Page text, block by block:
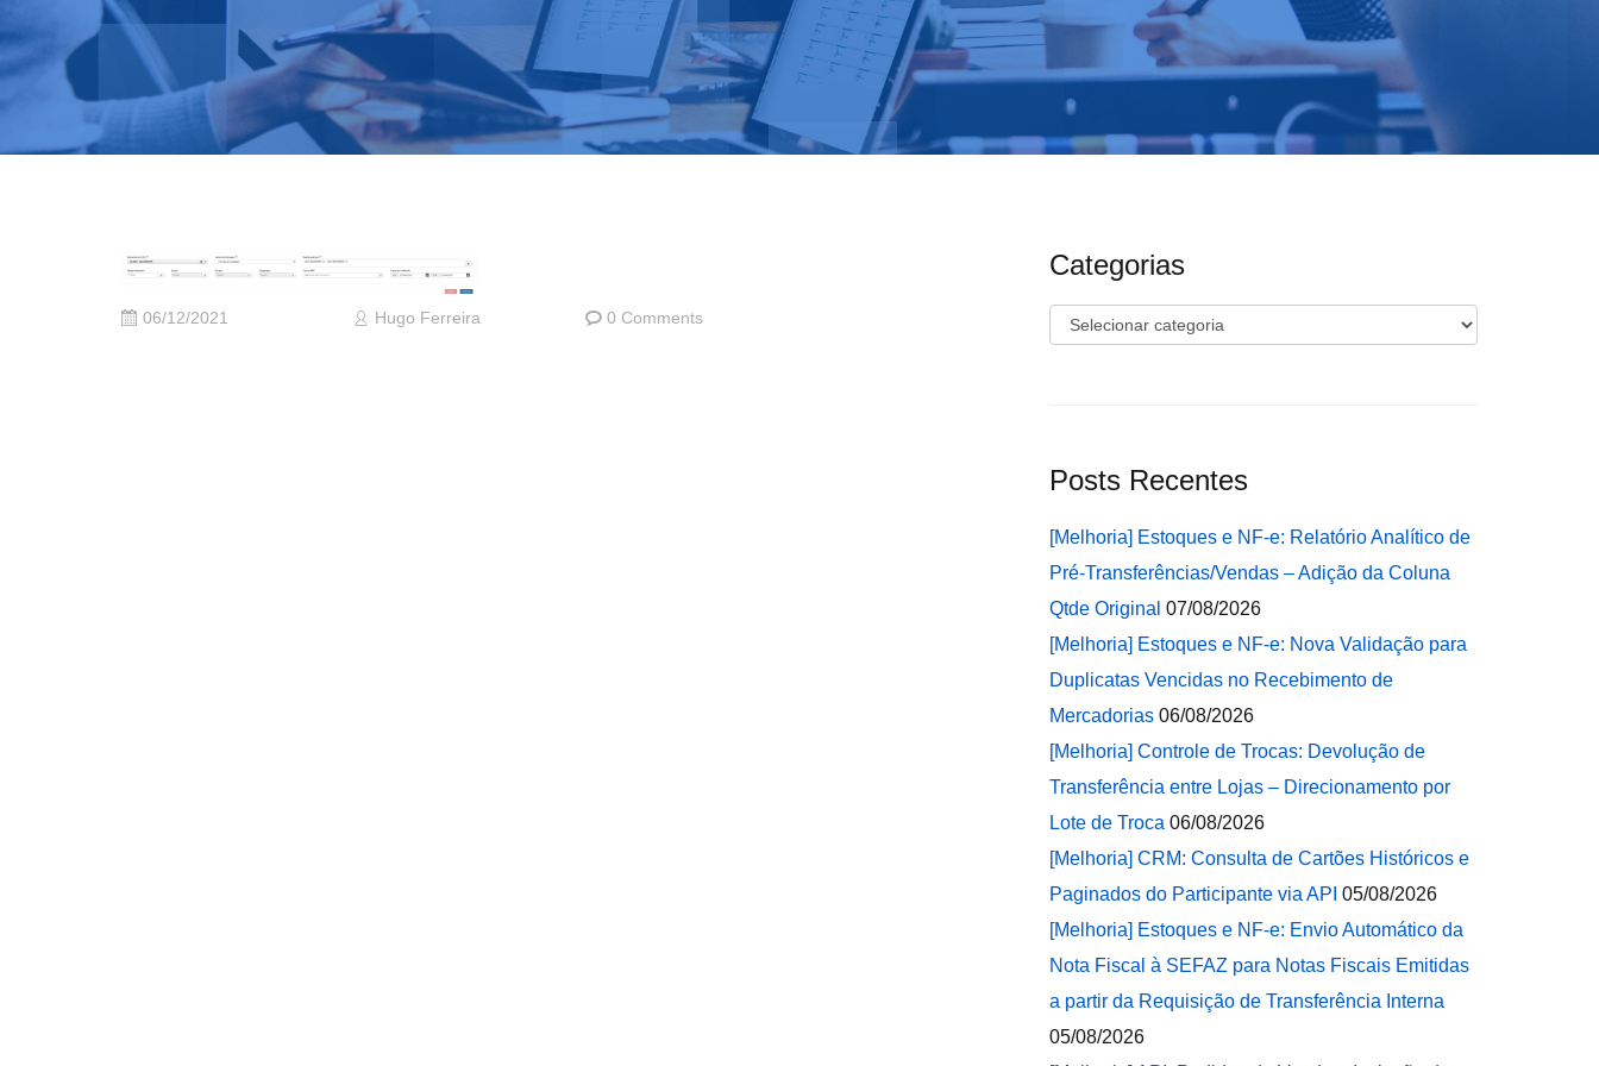
06/12/2021 Hugo Ferreira 0 Comments
Categorias
Categorias
Posts Recentes
[Melhoria] Estoques e NF-e: Relatório Analítico de
Pré-Transferências/Vendas – Adição da Coluna
Qtde Original 07/08/2026
[Melhoria] Estoques e NF-e: Nova Validação para
Duplicatas Vencidas no Recebimento de
Mercadorias 06/08/2026
[Melhoria] Controle de Trocas: Devolução de
Transferência entre Lojas – Direcionamento por
Lote de Troca 06/08/2026
[Melhoria] CRM: Consulta de Cartões Históricos e
Paginados do Participante via API 05/08/2026
[Melhoria] Estoques e NF-e: Envio Automático da
Nota Fiscal à SEFAZ para Notas Fiscais Emitidas
a partir da Requisição de Transferência Interna
05/08/2026